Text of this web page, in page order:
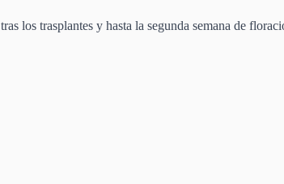
los trasplantes y hasta la segunda semana de